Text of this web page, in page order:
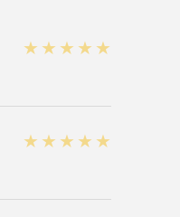
★ ★ ★ ★ ★
★ ★ ★ ★ ★